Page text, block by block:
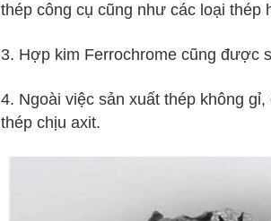
thép công cụ cũng như các loại thép
3. Hợp kim Ferrochrome cũng được
4. Ngoài việc sản xuất thép không
thép chịu axit.